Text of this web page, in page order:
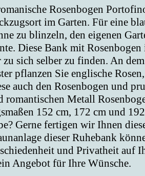
Rosenbogen
im Garten. Für eine
zu blinzeln, den eigenen
Diese Bank mit
sich selber zu finden. An
pflanzen Sie englische
auch den Rosenbogen und
romantischen Metall
152 cm, 172 cm und
Gerne fertigen wir Ihnen
dieser Ruhebank
und Privatheit auf
Angebot für Ihre Wünsche.